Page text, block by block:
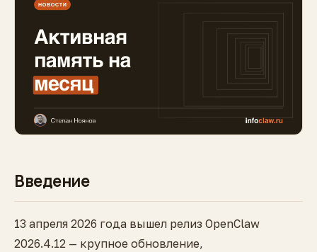
Введение
13 апреля 2026 года вышел релиз OpenClaw
2026.4.12 — крупное обновление,